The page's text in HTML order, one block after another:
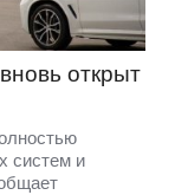
открыт
систем и